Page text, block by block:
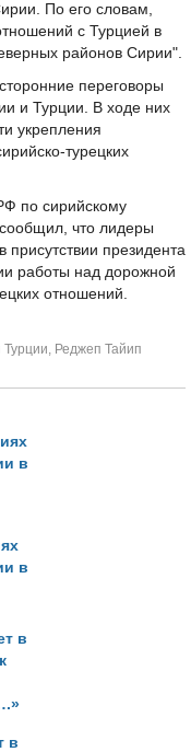
По его словам,
с Турцией в
районов Сирии".
переговоры
и Турции. В ходе них
укрепления
турецких
по сирийскому
что лидеры
присутствии президента
работы над дорожной
отношений.
Турции, Реджеп Тайип
в
в